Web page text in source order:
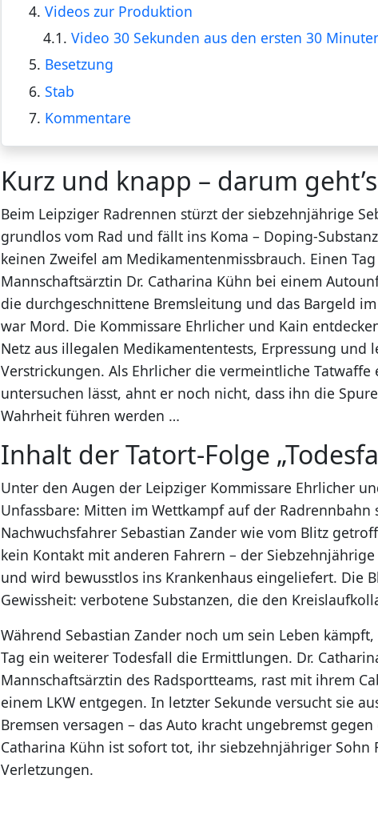
4. Videos zur Produktion
4.1. Video 30 Sekunden aus den ersten 30
5. Besetzung
6. Stab
7. Kommentare
Kurz und knapp – darum geht’s
Beim Leipziger Radrennen stürzt der siebzehnjährige
grundlos vom Rad und fällt ins Koma – Doping-
keinen Zweifel am Medikamentenmissbrauch. Einen
Mannschaftsärztin Dr. Catharina Kühn bei einem
die durchgeschnittene Bremsleitung und das Bargeld
war Mord. Die Kommissare Ehrlicher und Kain
Netz aus illegalen Medikamententests, Erpressung und
Verstrickungen. Als Ehrlicher die vermeintliche Tatwaffe
untersuchen lässt, ahnt er noch nicht, dass ihn die
Wahrheit führen werden …
Inhalt der Tatort-Folge
Unter den Augen der Leipziger Kommissare Ehrlicher
Unfassbare: Mitten im Wettkampf auf der
Nachwuchsfahrer Sebastian Zander wie vom Blitz
kein Kontakt mit anderen Fahrern – der
und wird bewusstlos ins Krankenhaus eingeliefert. Die
Gewissheit: verbotene Substanzen, die den
Während Sebastian Zander noch um sein Leben
Tag ein weiterer Todesfall die Ermittlungen. Dr.
Mannschaftsärztin des Radsportteams, rast mit ihrem
einem LKW entgegen. In letzter Sekunde versucht sie
Bremsen versagen – das Auto kracht ungebremst
Catharina Kühn ist sofort tot, ihr siebzehnjähriger Sohn
Verletzungen.